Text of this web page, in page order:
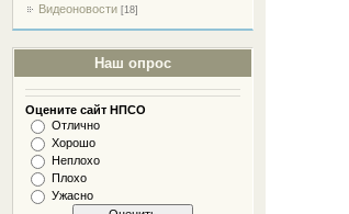
Видеоновости [18]
Наш опрос
Оцените сайт НПСО
Отлично
Хорошо
Неплохо
Плохо
Ужасно